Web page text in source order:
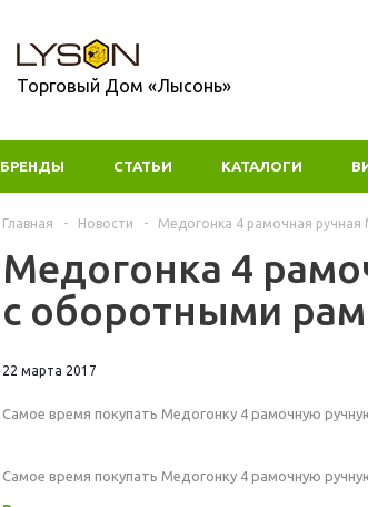
Торговый Дом «Лысонь»
УЦЕНКА
БРЕНДЫ СТАТЬИ КАТАЛОГИ
Главная - Новости - Медогонка 4 рамочная
Медогонка 4
с оборотными
22 марта 2017
Самое время покупать Медогонку 4 рамочную
Самое время покупать Медогонку 4 рамочную